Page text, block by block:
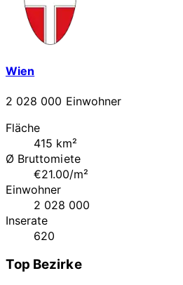
Wien
2 028 000 Einwohner
Fläche
415 km²
Ø Bruttomiete
€21.00/m²
Einwohner
2 028 000
Inserate
620
Top Bezirke